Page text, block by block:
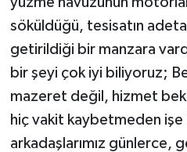
söküldüğü, tesisatın adeta
getirildiği bir manzara
bir şeyi çok iyi biliyoruz;
mazeret değil, hizmet
hiç vakit kaybetmeden işe
arkadaşlarımız günlerce,